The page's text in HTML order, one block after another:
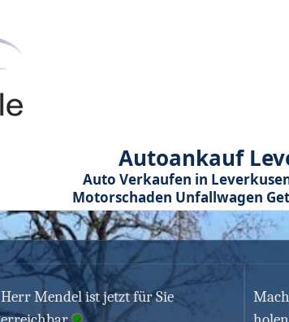
Autoankauf
Auto Verkaufen in
Motorschaden Unfallwagen
Herr Mendel ist jetzt für Sie